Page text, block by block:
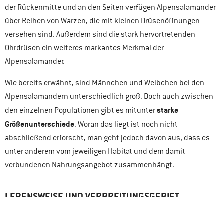
der Rückenmitte und an den Seiten verfügen Alpensalamander
über Reihen von Warzen, die mit kleinen Drüsenöffnungen
versehen sind. Außerdem sind die stark hervortretenden
Ohrdrüsen ein weiteres markantes Merkmal der
Alpensalamander.
Wie bereits erwähnt, sind Männchen und Weibchen bei den
Alpensalamandern unterschiedlich groß. Doch auch zwischen
den einzelnen Populationen gibt es mitunterstarke
Größenunterschiede. Woran das liegt ist noch nicht
abschließend erforscht, man geht jedoch davon aus, dass es
unter anderem vom jeweiligen Habitat und dem damit
verbundenen Nahrungsangebot zusammenhängt.